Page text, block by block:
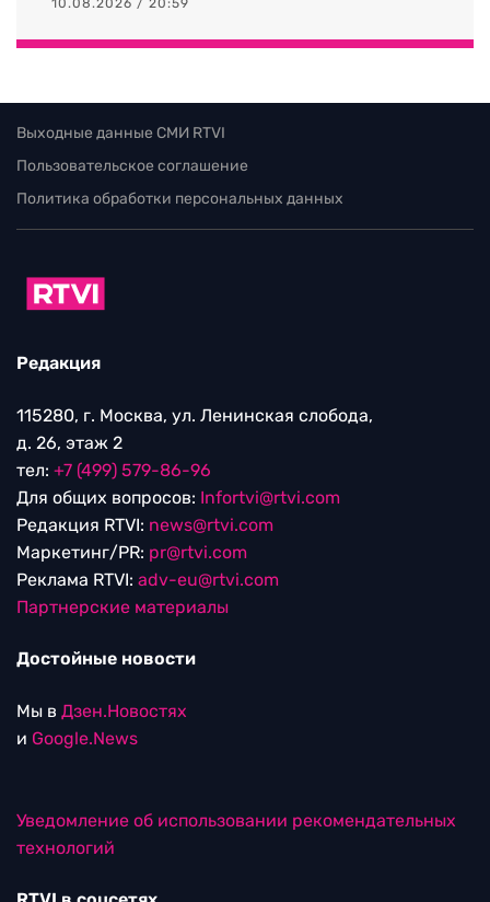
Выходные данные СМИ RTVI
Пользовательское соглашение
Политика обработки персональных данных
Редакция
115280, г. Москва, ул. Ленинская слобода,
д. 26, этаж 2
тел: +7 (499) 579-86-96
Для общих вопросов: Infortvi@rtvi.com
Редакция RTVI: news@rtvi.com
Маркетинг/PR: pr@rtvi.com
Реклама RTVI: adv-eu@rtvi.com
Партнерские материалы
Достойные новости
Мы в Дзен.Новостях
и Google.News
Уведомление об использовании рекомендательных
технологий